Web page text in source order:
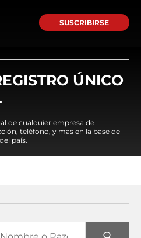
SUSCRIBIRSE
ÚNICO
de cualquier empresa de
teléfono, y mas en la base de
país.